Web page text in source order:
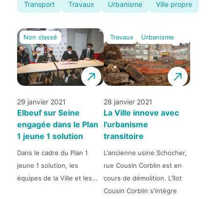
Transport Travaux Urbanisme Ville propre
Non classé
29 janvier 2021
Elbeuf sur Seine
engagée dans le Plan
1 jeune 1 solution
Dans le cadre du Plan 1
jeune 1 solution, les
équipes de la Ville et les...
Travaux Urbanisme
28 janvier 2021
La Ville innove avec
l’urbanisme
transitoire
L'ancienne usine Schocher,
rue Cousin Corblin est en
cours de démolition. L’îlot
Cousin Corblin s'intègre